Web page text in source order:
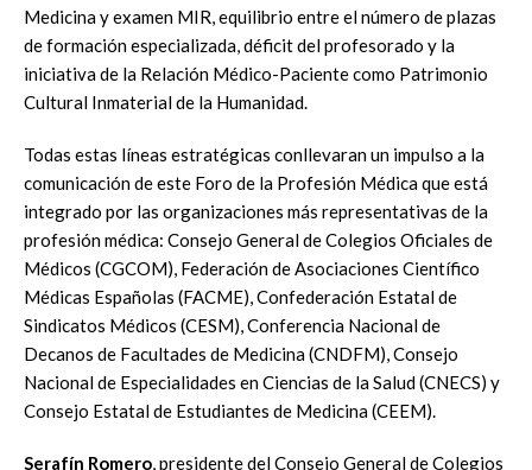
Medicina y examen MIR, equilibrio entre el número de plazas
de formación especializada, déficit del profesorado y la
iniciativa de la Relación Médico-Paciente como Patrimonio
Cultural Inmaterial de la Humanidad.
Todas estas líneas estratégicas conllevaran un impulso a la
comunicación de este Foro de la Profesión Médica que está
integrado por las organizaciones más representativas de la
profesión médica: Consejo General de Colegios Oficiales de
Médicos (CGCOM), Federación de Asociaciones Científico
Médicas Españolas (FACME), Confederación Estatal de
Sindicatos Médicos (CESM), Conferencia Nacional de
Decanos de Facultades de Medicina (CNDFM), Consejo
Nacional de Especialidades en Ciencias de la Salud (CNECS) y
Consejo Estatal de Estudiantes de Medicina (CEEM).
Serafín Romero, presidente del Consejo General de Colegios